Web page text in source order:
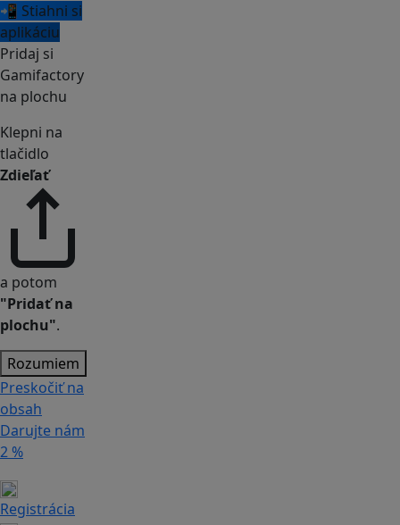
📲 Stiahni si
aplikáciu
Pridaj si
Gamifactory
na plochu
Klepni na
tlačidlo
Zdieľať
a potom
"Pridať na
plochu".
Rozumiem
Preskočiť na
obsah
Darujte nám
2 %
Registrácia